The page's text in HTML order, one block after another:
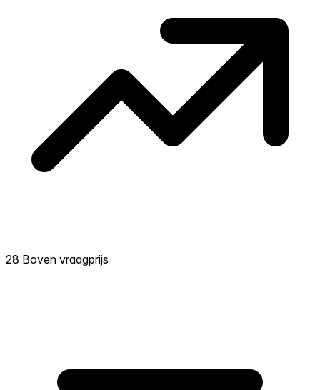
28 Boven vraagprijs